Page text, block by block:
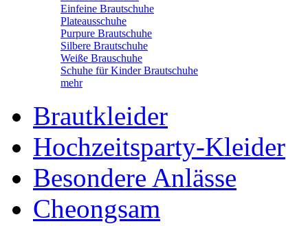
Einfeine Brautschuhe
Plateausschuhe
Purpure Brautschuhe
Silbere Brautschuhe
Weiße Brauschuhe
Schuhe für Kinder Brautschuhe
mehr
Brautkleider
Hochzeitsparty-Kleider
Besondere Anlässe
Cheongsam